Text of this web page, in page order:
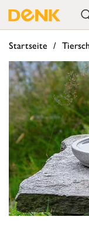
Startseite